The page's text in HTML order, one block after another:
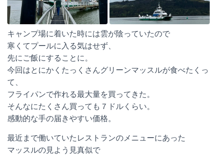
キャンプ場に着いた時には雲が陰っていたので
寒くてプールに入る気はせず、
先にご飯にすることに。
今回はとにかくたっくさんグリーンマッスルが食べたくっ
て、
フライパンで作れる最大量を買ってきた。
そんなにたくさん買っても７ドルくらい。
感動的な手の届きやすい価格。
最近まで働いていたレストランのメニューにあった
マッスルの見よう見真似で